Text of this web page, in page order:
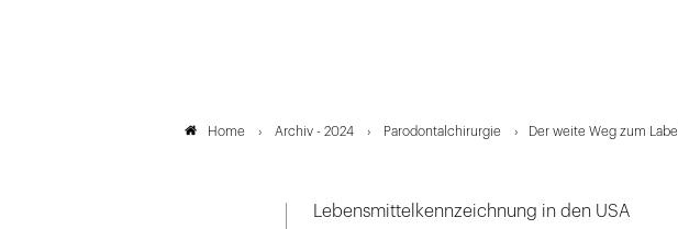
Home Archiv - 2024 Parodontalchirurgie Der weite Weg zum Label
Lebensmittelkennzeichnung in den USA